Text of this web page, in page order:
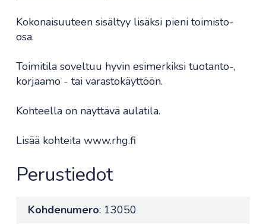
Kokonaisuuteen sisältyy lisäksi pieni toimisto-
osa.
Toimitila soveltuu hyvin esimerkiksi tuotanto-,
korjaamo - tai varastokäyttöön.
Kohteella on näyttävä aulatila.
Lisää kohteita www.rhg.fi
Perustiedot
Kohdenumero: 13050